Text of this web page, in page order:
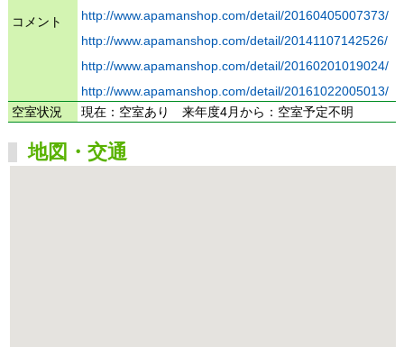
コメント
http://www.apamanshop.com/detail/20160405007373/
http://www.apamanshop.com/detail/20141107142526/
http://www.apamanshop.com/detail/20160201019024/
http://www.apamanshop.com/detail/20161022005013/
空室状況
現在：空室あり 来年度4月から：空室予定不明
地図・交通